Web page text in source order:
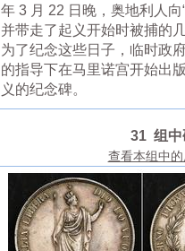
年 3 月 22 日晚，奥地利人
并带走了起义开始时被捕的
为了纪念这些日子，临时政
的指导下在马里诺宫开始出
义的纪念碑。
31 组中
查看本组中